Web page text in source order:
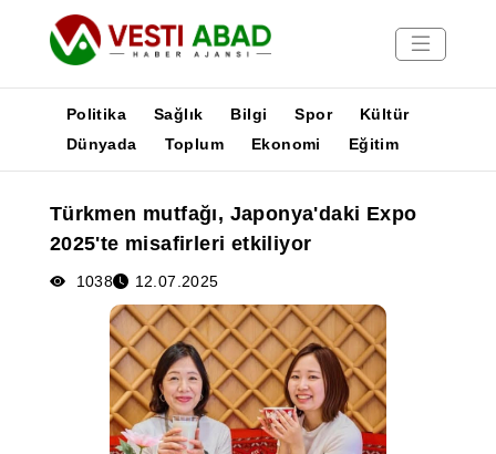
Yayınlar
Medya
Poster
Politika Sağlık Bilgi Spor
Kültür
Dünyada
Toplum Ekonomi Eğitim
Türkmen mutfağı, Japonya'daki Expo
2025'te misafirleri etkiliyor
1038 12.07.2025